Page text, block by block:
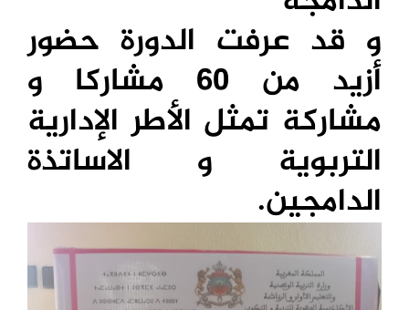
و قد عرفت الدورة حضور
أزيد من 60 مشاركا و
مشاركة تمثل الأطر الإدارية
التربوية و الاساتذة
الدامجين.